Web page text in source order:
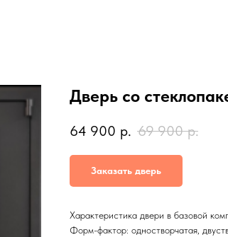
Дверь со
64 900 р. 69 900 р.
Заказать дверь
Характеристика двери в базовой
Форм-фактор: одностворчатая,